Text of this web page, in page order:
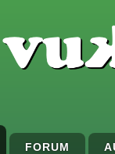
FORUM